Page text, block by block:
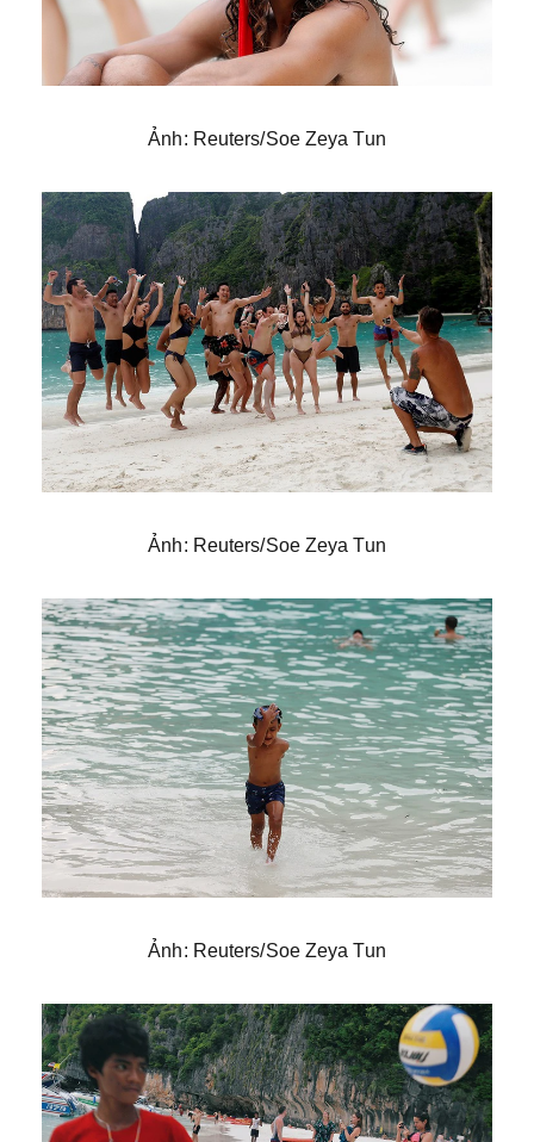
Ảnh: Reuters/Soe Zeya Tun
Ảnh: Reuters/Soe Zeya Tun
Ảnh: Reuters/Soe Zeya Tun